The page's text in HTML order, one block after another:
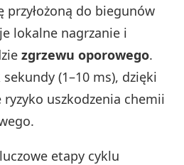
przyłożoną do biegunów
lokalne nagrzanie i
zgrzewu oporowego.
(1–10 ms), dzięki
uszkodzenia chemii
etapy cyklu